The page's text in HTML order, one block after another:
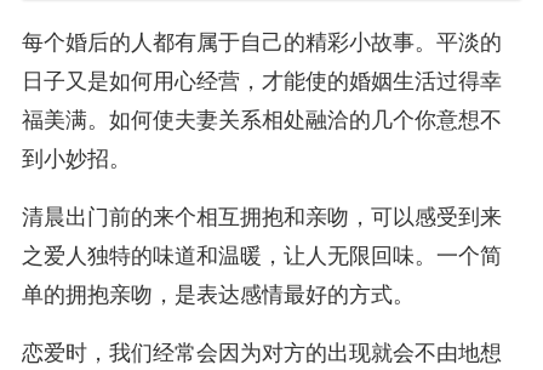
每个婚后的人都有属于自己的精彩小故事。平淡的
日子又是如何用心经营，才能使的婚姻生活过得幸
福美满。如何使夫妻关系相处融洽的几个你意想不
到小妙招。
清晨出门前的来个相互拥抱和亲吻，可以感受到来
之爱人独特的味道和温暖，让人无限回味。一个简
单的拥抱亲吻，是表达感情最好的方式。
恋爱时，我们经常会因为对方的出现就会不由地想